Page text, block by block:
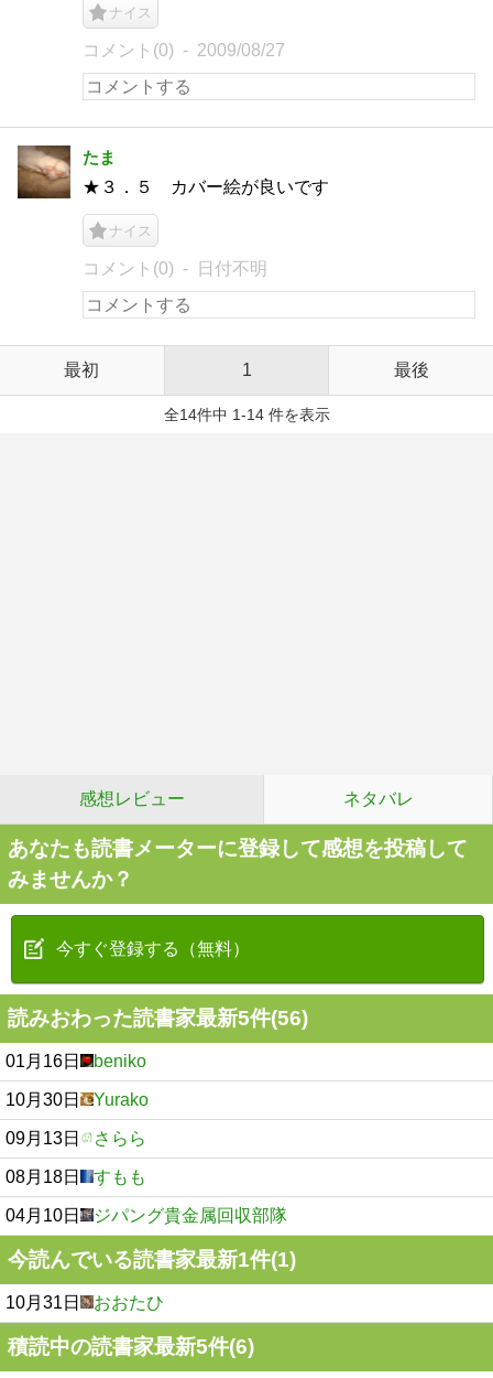
ナイス
コメント(0) 2009/08/27
たま
★３．５ カバー絵が良いです
ナイス
コメント(0) 日付不明
最初 1 最後
全14件中 1-14 件を表示
感想レビュー ネタバレ
あなたも読書メーターに登録して感想を投稿して
みませんか？
今すぐ登録する（無料）
読みおわった読書家最新5件(56)
01月16日 beniko
10月30日 Yurako
09月13日 さらら
08月18日 すもも
04月10日 ジパング貴金属回収部隊
今読んでいる読書家最新1件(1)
10月31日 おおたひ
積読中の読書家最新5件(6)